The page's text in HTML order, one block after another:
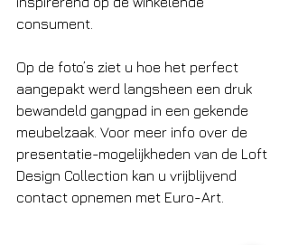
consument.
Op de foto’s ziet u hoe het perfect
aangepakt werd langsheen een druk
bewandeld gangpad in een gekende
meubelzaak. Voor meer info over de
presentatie-mogelijkheden van de Loft
Design Collection kan u vrijblijvend
contact opnemen met Euro-Art.